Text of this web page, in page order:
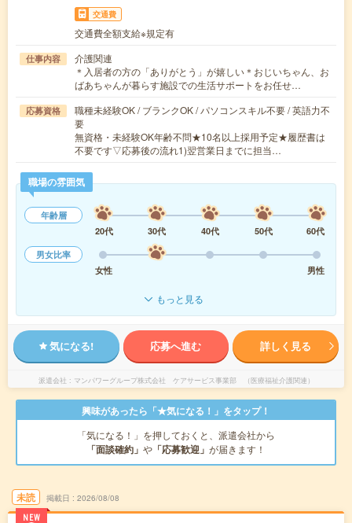
交通費
交通費全額支給※規定有
仕事内容
介護関連
＊入居者の方の「ありがとう」が嬉しい＊おじいちゃん、お
ばあちゃんが暮らす施設での生活サポートをお任せ…
応募資格
職種未経験OK / ブランクOK / パソコンスキル不要 / 英語力不
要
無資格・未経験OK年齢不問★10名以上採用予定★履歴書は
不要です▽応募後の流れ1)翌営業日までに担当…
職場の雰囲気
年齢層
20代
30代 40代 50代
60代
男女比率
女性
男性
もっと見る
気になる! 応募へ進む 詳しく見る
派遣会社 マンパワーグループ株式会社 ケアサービス事業部 （医療福祉介護関連）
興味があったら「★気になる！」をタップ！
「気になる！」を押しておくと、派遣会社から
「面談確約」 や 「応募歓迎」 が届きます！
未読
NEW
掲載日 2026/08/08